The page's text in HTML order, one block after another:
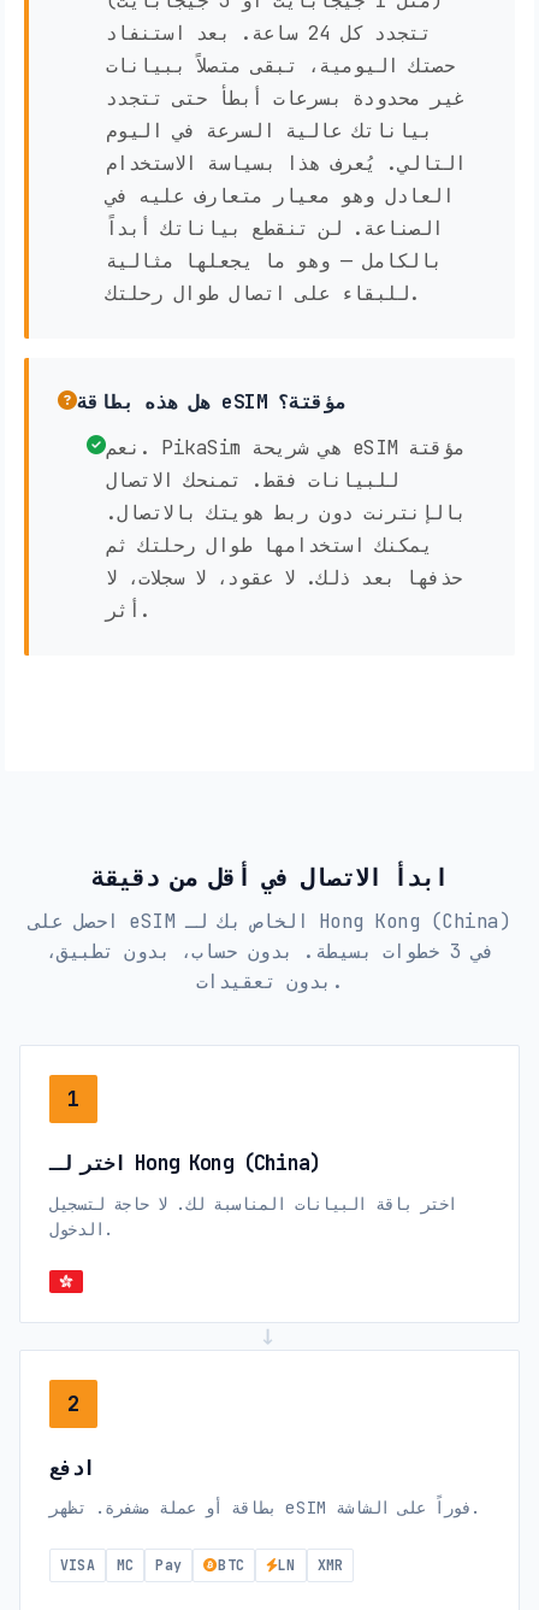
تتجدد كل 24 ساعة. بعد استنفاد
حصتك اليومية، تبقى متصلاً ببيانات
غير محدودة بسرعات أبطأ حتى تتجدد
بياناتك عالية السرعة في اليوم
التالي. يُعرف هذا بسياسة الاستخدام
العادل وهو معيار متعارف عليه في
الصناعة. لن تنقطع بياناتك أبداً
بالكامل — وهو ما يجعلها مثالية
للبقاء على اتصال طوال رحلتك.
هل هذه بطاقة eSIM مؤقتة؟
نعم. PikaSim هي شريحة eSIM مؤقتة
للبيانات فقط. تمنحك الاتصال
بالإنترنت دون ربط هويتك بالاتصال.
يمكنك استخدامها طوال رحلتك ثم
حذفها بعد ذلك. لا عقود، لا سجلات، لا
أثر.
ابدأ الاتصال في أقل من دقيقة
احصل على eSIM الخاص بك لـ Hong Kong (China)
في 3 خطوات بسيطة. بدون حساب، بدون تطبيق،
بدون تعقيدات.
1
اختر لـ Hong Kong (China)
اختر باقة البيانات المناسبة لك. لا حاجة لتسجيل
الدخول.
2
ادفع
بطاقة أو عملة مشفرة. تظهر eSIM فوراً على الشاشة.
VISA MC Pay BTC LN XMR